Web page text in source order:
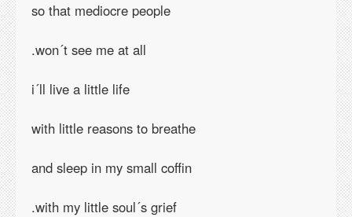
so that mediocre people
won´t see me at all.
i´ll live a little life
with little reasons to breathe
and sleep in my small coffin
with my little soul´s grief.